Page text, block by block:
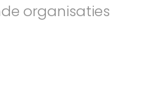
organisaties